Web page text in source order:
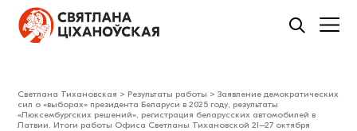
Светлана Тихановская > Результаты работы >Заявление демократических
сил о «выборах» президента Беларуси в 2025 году, результаты
«Люксембургских решений», регистрация беларусских автомобилей в
Латвии. Итоги работы Офиса Светланы Тихановской 21–27 октября